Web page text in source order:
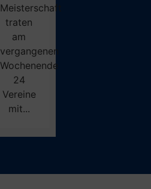
Meisterschaft
traten
am
vergangenen
Wochenende
24
Vereine
mit...